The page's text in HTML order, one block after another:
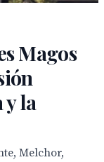
Magos
y la
Melchor,